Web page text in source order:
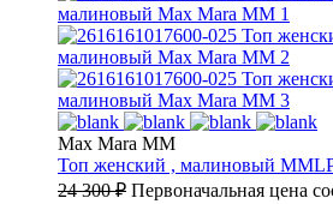
Max Mara MM
Топ женский , малиновый
24 300₽ Первоначальная цена